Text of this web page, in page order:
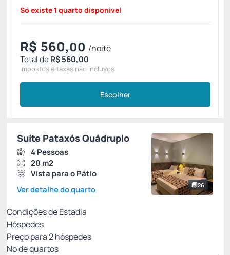
Só existe 1 quarto disponível
R$ 560,00 /noite
Total deR$ 560,00
Impostos e taxas não inclusos
Escolher
26
Suíte Pataxós Quádruplo
4 Pessoas
20 m2
Vista para o Pátio
Ver detalhe do quarto
Condições de Estadia
Hóspedes
Preço para2hóspedes
Nº de quartos